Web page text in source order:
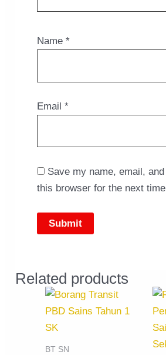
Name *
Email *
Save my name, email,
this browser for the next
Related products
BT SN